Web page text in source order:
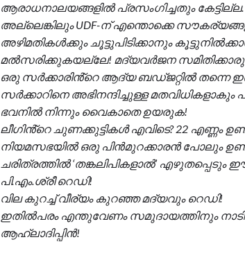
ആരാധനാലയങ്ങളിൽ പ്രസംഗിച്ചതും കേട്ടില്ല.
അല്ലെങ്കിലും UDF-ന് എന്തൊക്കെ
അഴിമതികൾക്കും ചൂട്ടുപിടിക്കാനും
മൽസരിക്കുകയല്ലേ! മദ്യവർജന
ഒരു സർക്കാരിൻ്റെ ആദ്യ ബഡ്ജറ്റിൽ തന്നെ
സർക്കാറിനെ അഭിനന്ദിച്ചുള്ള മതവിധികളാകും
ഭവനിൽ നിന്നും വൈകാതെ ഉയരുക!
ലീഗിൻ്റെ ചുണക്കുട്ടികൾ എവിടെ? 22 എണ്ണം
നിയമസഭയിൽ ഒരു പിൻമുറക്കാരൻ പോലും
ചരിത്രത്തിൽ ‘തങ്കലിപികളാൽ’ എഴുതപ്പെടും
പി.എം.ശ്രീ റെഡി!
വില കുറച്ച് വീര്യം കുറഞ്ഞ മദ്യവും റെഡി!
ഇതിൽപരം എന്തുവേണം സമുദായത്തിനും
ആഹ്ലാദിപ്പിൻ!